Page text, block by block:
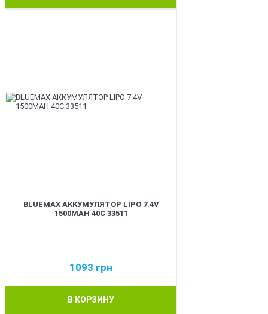
BLUEMAX АККУМУЛЯТОР LIPO 7.4V
1500MAH 40C 33511
1093 грн
В КОРЗИНУ